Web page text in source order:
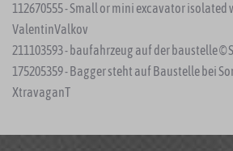
112670555 - Small or mini excavator
ValentinValkov
211103593 - baufahrzeug auf der baustelle ©
175205359 - Bagger steht auf Baustelle bei
XtravaganT